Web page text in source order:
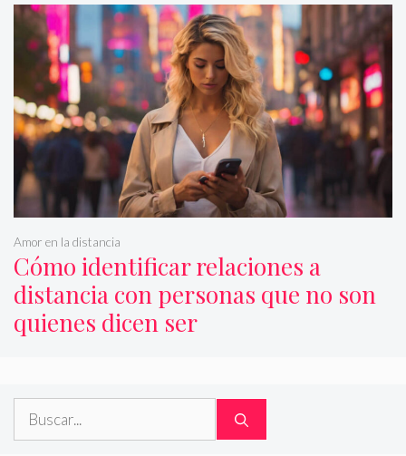
Cómo identificar relaciones a
distancia con personas que no son
quienes dicen ser
Amor en la distancia
Buscar: